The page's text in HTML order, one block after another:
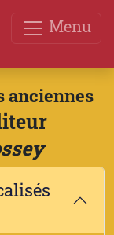
Menu
anciennes